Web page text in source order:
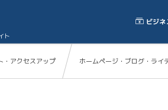
ト
ビジネ
・アクセスアップ ホームページ・ブログ・ライ